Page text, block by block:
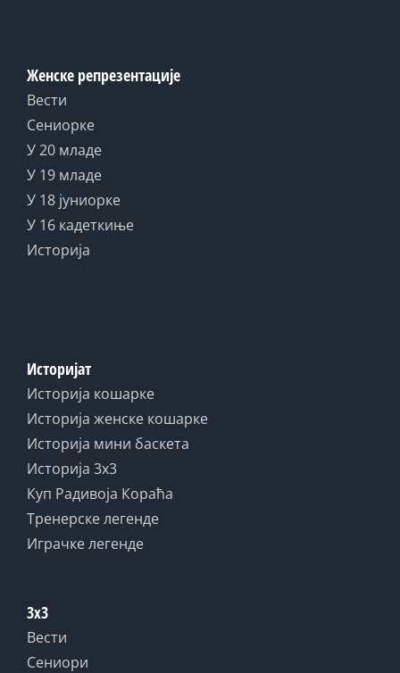
Женске репрезентације
Вести
Сениорке
У 20 младе
У 19 младе
У 18 јуниорке
У 16 кадеткиње
Историја
Историјат
Историја кошарке
Историја женске кошарке
Историја мини баскета
Историја 3x3
Куп Радивоја Кораћа
Тренерске легенде
Играчке легенде
3x3
Вести
Сениори